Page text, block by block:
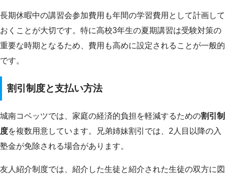
長期休暇中の講習会参加費用も年間の学習費用として計画して
おくことが大切です。特に高校3年生の夏期講習は受験対策の
重要な時期となるため、費用も高めに設定されることが一般的
です。
割引制度と支払い方法
城南コベッツでは、家庭の経済的負担を軽減するための割引制
度を複数用意しています。兄弟姉妹割引では、2人目以降の入
塾金が免除される場合があります。
友人紹介制度では、紹介した生徒と紹介された生徒の双方に図